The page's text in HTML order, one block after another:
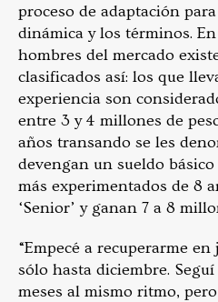
proceso de adaptación
dinámica y los términos.
hombres del mercado
clasificados así: los que
experiencia son
entre 3 y 4 millones de
años transando se les
devengan un sueldo
más experimentados de 8
‘Senior’ y ganan 7 a 8
“Empecé a recuperarme
sólo hasta diciembre.
meses al mismo ritmo,